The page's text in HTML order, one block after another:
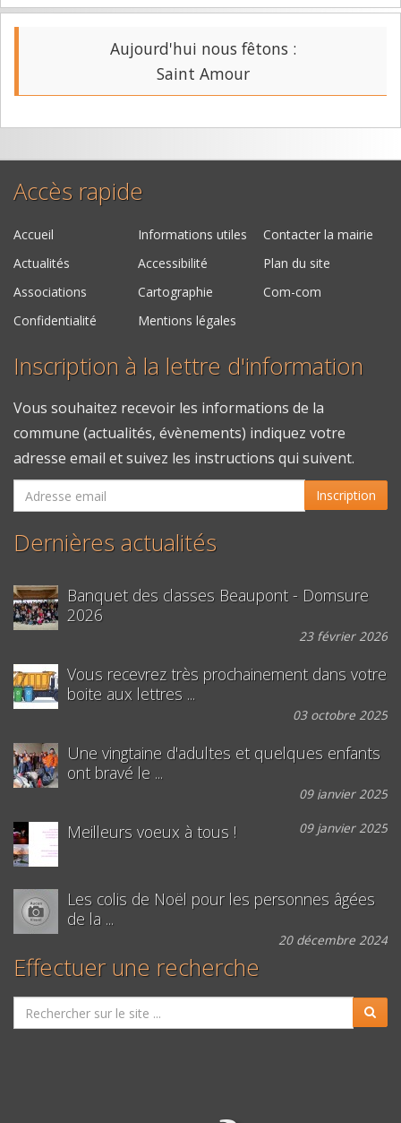
Aujourd'hui nous fêtons :
Saint Amour
Accès rapide
Accueil Informations utiles
Contacter la mairie
Actualités
Accessibilité
Plan du site
Associations
Cartographie
Com-com
Confidentialité
Mentions légales
Inscription à la lettre d'information
Vous souhaitez recevoir les informations de la
commune (actualités, évènements) indiquez votre
adresse email et suivez les instructions qui suivent.
Inscription
Dernières actualités
Banquet des classes Beaupont - Domsure
2026
23 février 2026
Vous recevrez très prochainement dans votre
boite aux lettres ...
03 octobre 2025
Une vingtaine d'adultes et quelques enfants
ont bravé le ...
09 janvier 2025
Meilleurs voeux à tous ! 09 janvier 2025
Les colis de Noël pour les personnes âgées
de la ...
20 décembre 2024
Effectuer une recherche